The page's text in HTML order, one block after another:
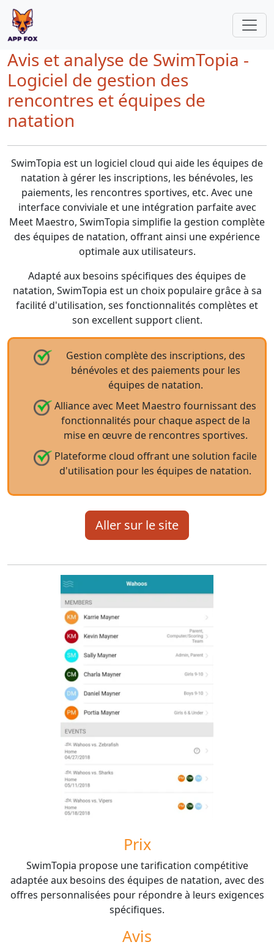
Avis et analyse de SwimTopia -
Logiciel de gestion des
rencontres et équipes de
natation
SwimTopia est un logiciel cloud qui aide les équipes de
natation à gérer les inscriptions, les bénévoles, les
paiements, les rencontres sportives, etc. Avec une
interface conviviale et une intégration parfaite avec
Meet Maestro, SwimTopia simplifie la gestion complète
des équipes de natation, offrant ainsi une expérience
optimale aux utilisateurs.
Adapté aux besoins spécifiques des équipes de
natation, SwimTopia est un choix populaire grâce à sa
facilité d'utilisation, ses fonctionnalités complètes et
son excellent support client.
Gestion complète des inscriptions, des
bénévoles et des paiements pour les
équipes de natation.
Alliance avec Meet Maestro fournissant des
fonctionnalités pour chaque aspect de la
mise en œuvre de rencontres sportives.
Plateforme cloud offrant une solution facile
d'utilisation pour les équipes de natation.
Aller sur le site
Prix
SwimTopia propose une tarification compétitive
adaptée aux besoins des équipes de natation, avec des
offres personnalisées pour répondre à leurs exigences
spécifiques.
Avis